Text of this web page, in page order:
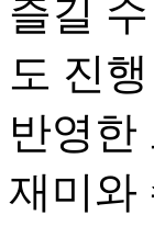
즐길
도 진
반영한
재미와